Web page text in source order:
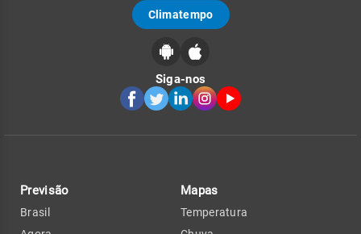
Climatempo
Siga-nos
Previsão
Brasil
Mapas
Temperatura